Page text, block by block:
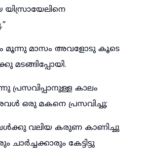
മൂന്നു മാസം അവളോടു കൂടെ
മടങ്ങിപ്പോയി.
പ്രസവിപ്പാനുള്ള കാലം
ഒരു മകനെ പ്രസവിച്ചു;
വലിയ കരുണ കാണിച്ചു
കേട്ടിട്ടു